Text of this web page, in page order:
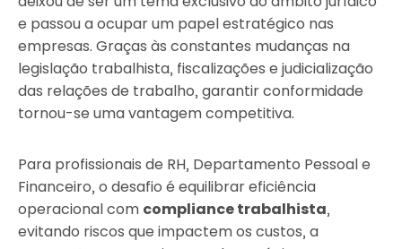
e passou a ocupar um papel estratégico nas
empresas. Graças às constantes mudanças na
legislação trabalhista, fiscalizações e judicialização
das relações de trabalho, garantir conformidade
tornou-se uma vantagem competitiva.
Para profissionais de RH, Departamento Pessoal e
Financeiro, o desafio é equilibrar eficiência
operacional com compliance trabalhista,
evitando riscos que impactem os custos, a